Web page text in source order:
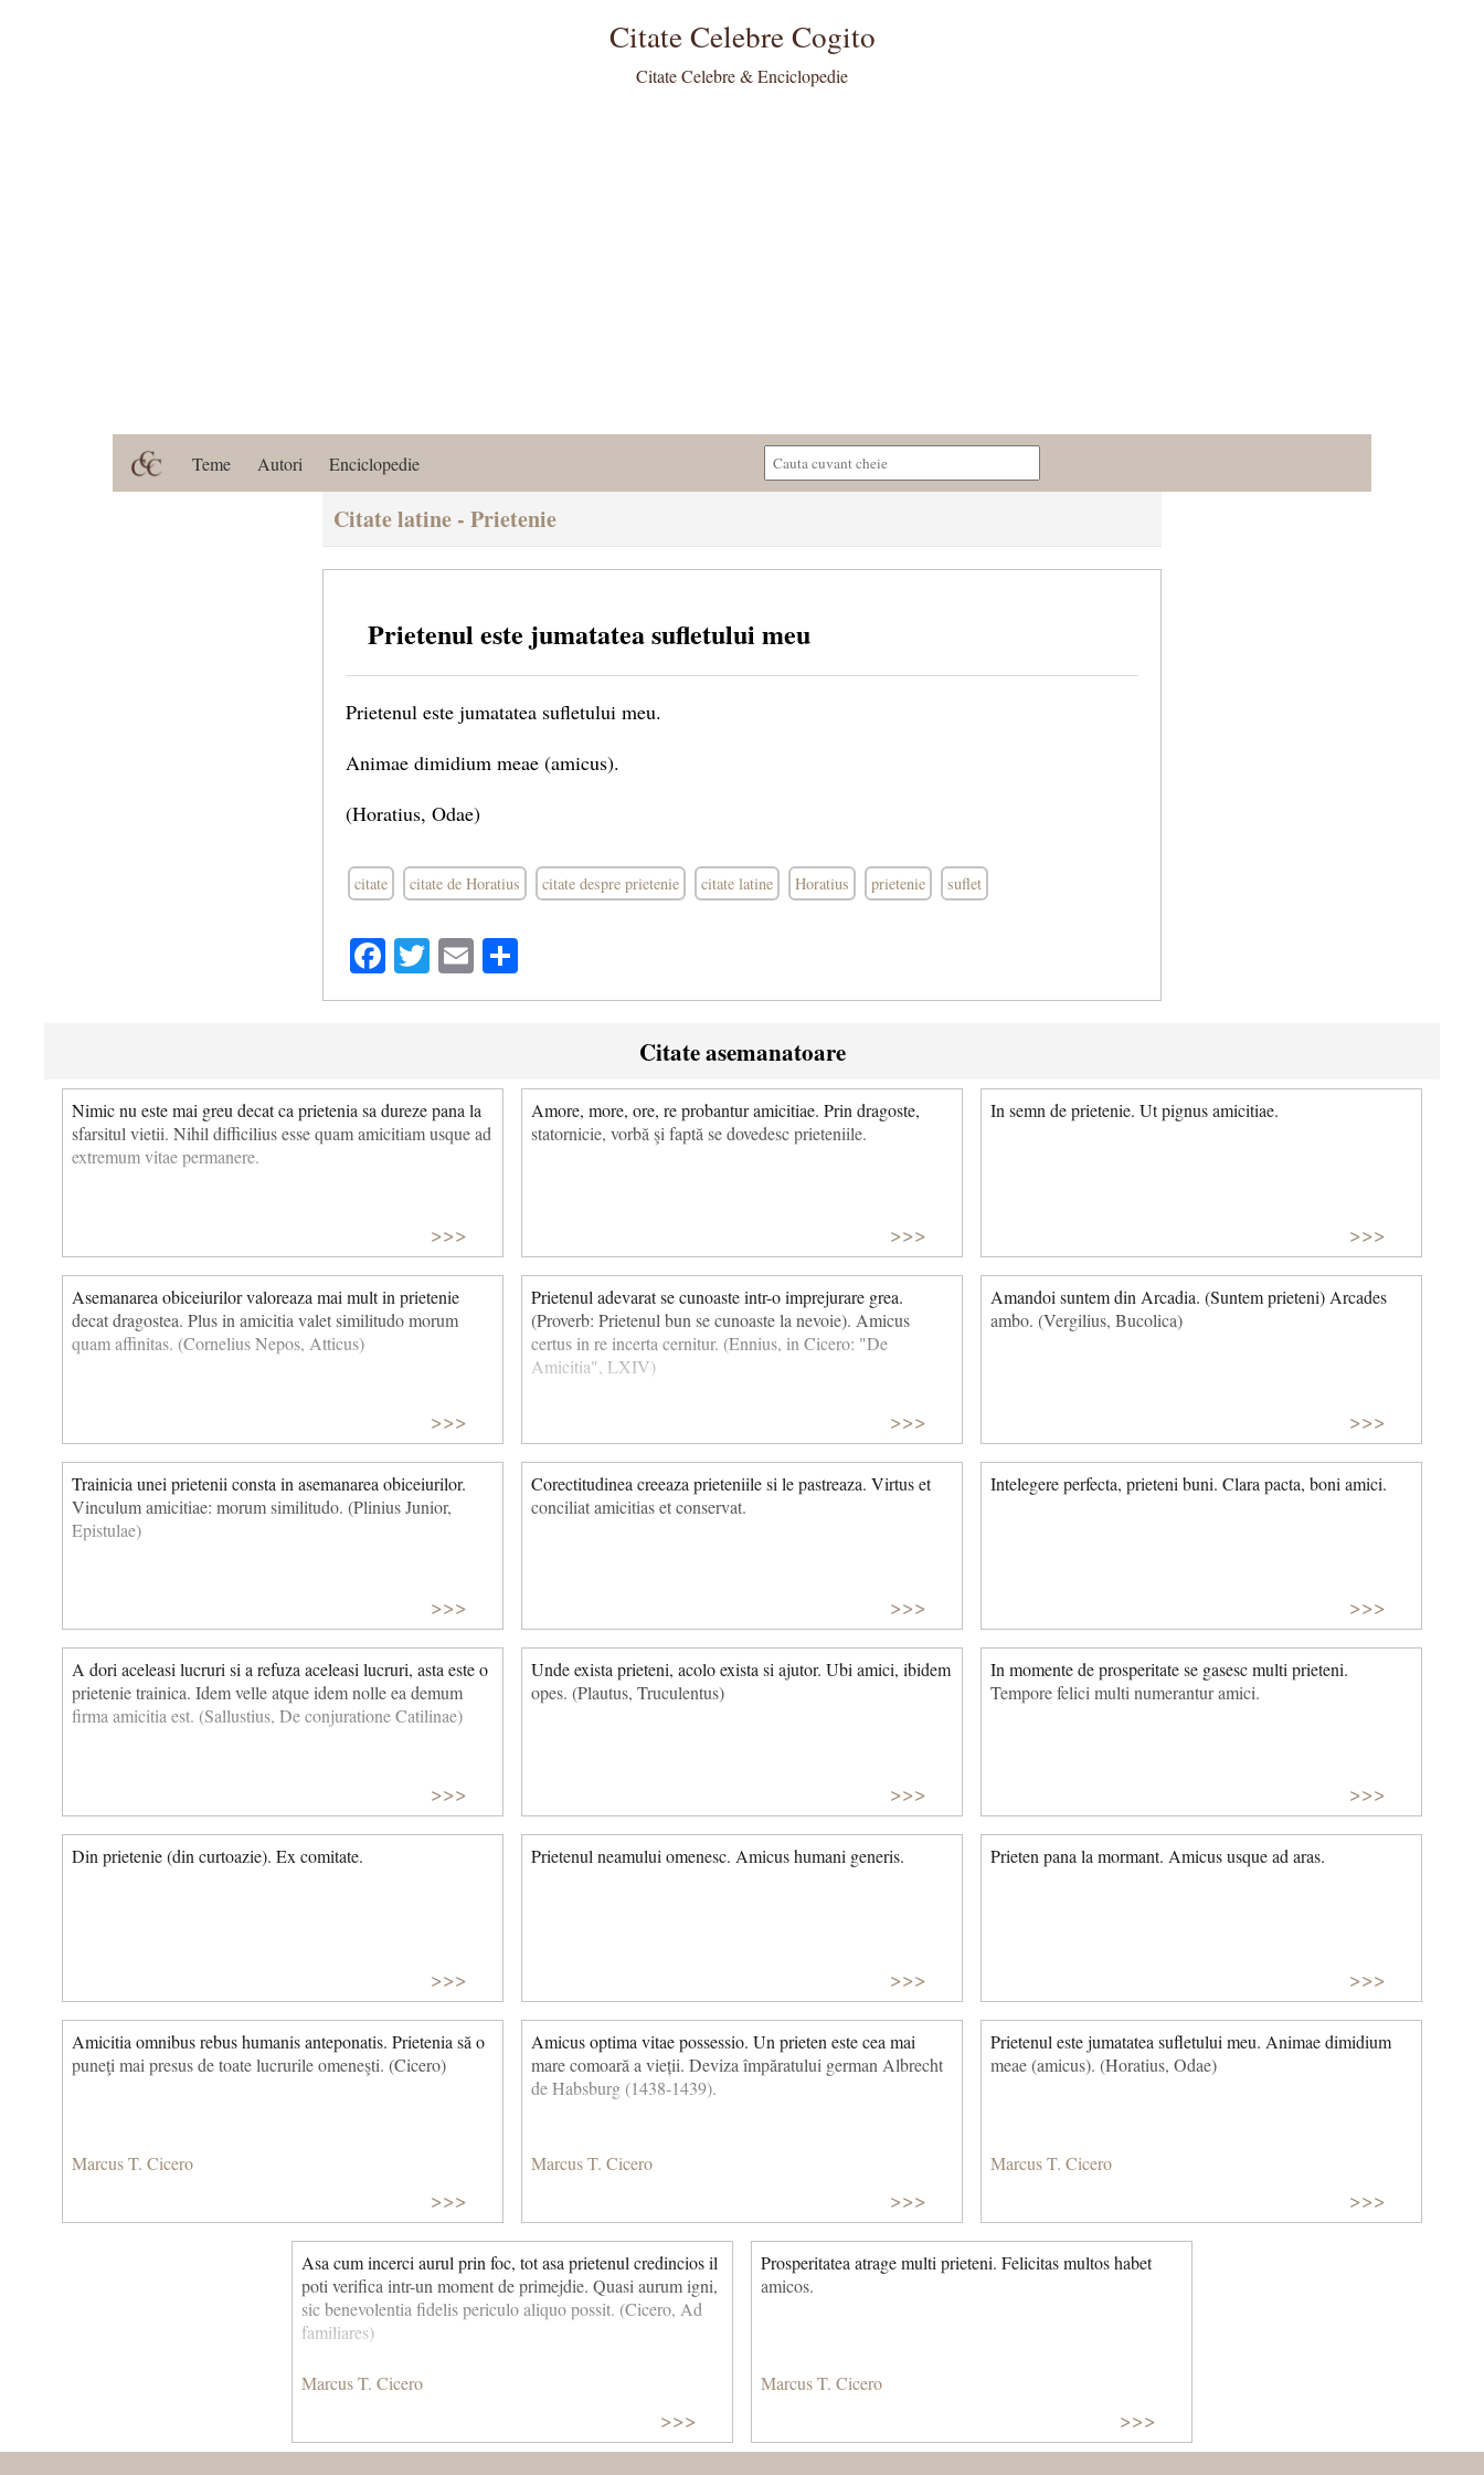
Citate Celebre Cogito
Citate Celebre & Enciclopedie
Teme Autori Enciclopedie
Citate latine - Prietenie
Prietenul este jumatatea sufletului meu
Prietenul este jumatatea sufletului meu.
Animae dimidium meae (amicus).
(Horatius, Odae)
citate citate de Horatius citate despre prietenie citate latine Horatius prietenie suflet
Facebook
Twitter
Email
Citate asemanatoare
Nimic nu este mai greu decat ca prietenia sa dureze pana la
sfarsitul vietii. Nihil difficilius esse quam amicitiam usque ad
extremum vitae permanere.
>>>
Amore, more, ore, re probantur amicitiae. Prin dragoste,
statornicie, vorbă şi faptă se dovedesc prieteniile.
>>>
In semn de prietenie. Ut pignus amicitiae.
>>>
Asemanarea obiceiurilor valoreaza mai mult in prietenie
decat dragostea. Plus in amicitia valet similitudo morum
quam affinitas. (Cornelius Nepos, Atticus)
>>>
Prietenul adevarat se cunoaste intr-o imprejurare grea.
(Proverb: Prietenul bun se cunoaste la nevoie). Amicus
certus in re incerta cernitur. (Ennius, in Cicero: "De
Amicitia", LXIV)
>>>
Amandoi suntem din Arcadia. (Suntem prieteni) Arcades
ambo. (Vergilius, Bucolica)
>>>
Trainicia unei prietenii consta in asemanarea obiceiurilor.
Vinculum amicitiae: morum similitudo. (Plinius Junior,
Epistulae)
>>>
Corectitudinea creeaza prieteniile si le pastreaza. Virtus et
conciliat amicitias et conservat.
>>>
Intelegere perfecta, prieteni buni. Clara pacta, boni amici.
>>>
A dori aceleasi lucruri si a refuza aceleasi lucruri, asta este o
prietenie trainica. Idem velle atque idem nolle ea demum
firma amicitia est. (Sallustius, De conjuratione Catilinae)
>>>
Unde exista prieteni, acolo exista si ajutor. Ubi amici, ibidem
opes. (Plautus, Truculentus)
>>>
In momente de prosperitate se gasesc multi prieteni.
Tempore felici multi numerantur amici.
>>>
Din prietenie (din curtoazie). Ex comitate.
>>>
Prietenul neamului omenesc. Amicus humani generis.
>>>
Prieten pana la mormant. Amicus usque ad aras.
>>>
Amicitia omnibus rebus humanis anteponatis. Prietenia să o
puneţi mai presus de toate lucrurile omeneşti. (Cicero)
Marcus T. Cicero
>>>
Amicus optima vitae possessio. Un prieten este cea mai
mare comoară a vieții. Deviza împăratului german Albrecht
de Habsburg (1438-1439).
Marcus T. Cicero
>>>
Prietenul este jumatatea sufletului meu. Animae dimidium
meae (amicus). (Horatius, Odae)
Marcus T. Cicero
>>>
Asa cum incerci aurul prin foc, tot asa prietenul credincios il
poti verifica intr-un moment de primejdie. Quasi aurum igni,
sic benevolentia fidelis periculo aliquo possit. (Cicero, Ad
familiares)
Marcus T. Cicero
>>>
Prosperitatea atrage multi prieteni. Felicitas multos habet
amicos.
Marcus T. Cicero
>>>